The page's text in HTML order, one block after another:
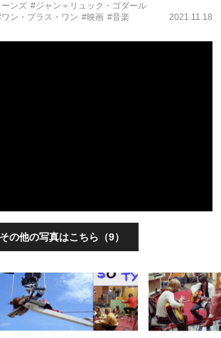
ンズ #ジャン＝リュック・ゴダール
ン・プラス・ワン #映画 #音楽
2021.11.18
その他の写真はこちら（9）